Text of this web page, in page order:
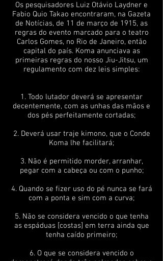
Os pesquisadores Luiz Otávio Laydner e
Fabio Quio Takao encontraram, na Gazeta
de Notícias, de 11 de março de 1915, as
regras do evento marcado para o teatro
Carlos Gomes, no Rio de Janeiro, então
capital do país. Koma anunciava as
primeiras regras do nosso Jiu-Jitsu, um
regulamento com dez leis simples:
1. Todo lutador deverá se apresentar
decentemente, com as unhas das mãos e
dos pés perfeitamente cortadas;
2. Deverá usar traje kimono, que o Conde
Koma lhe facilitará;
3. Não é permitido morder, arranhar,
pegar com a cabeça ou com o punho;
4. Quando se fizer uso do pé nunca se fará
com a ponta e sim com a curva;
5. Não se considera vencido o que tenha
as espáduas [costas] em terra ainda que
tenha caído primeiro;
6. O que se considera vencido o